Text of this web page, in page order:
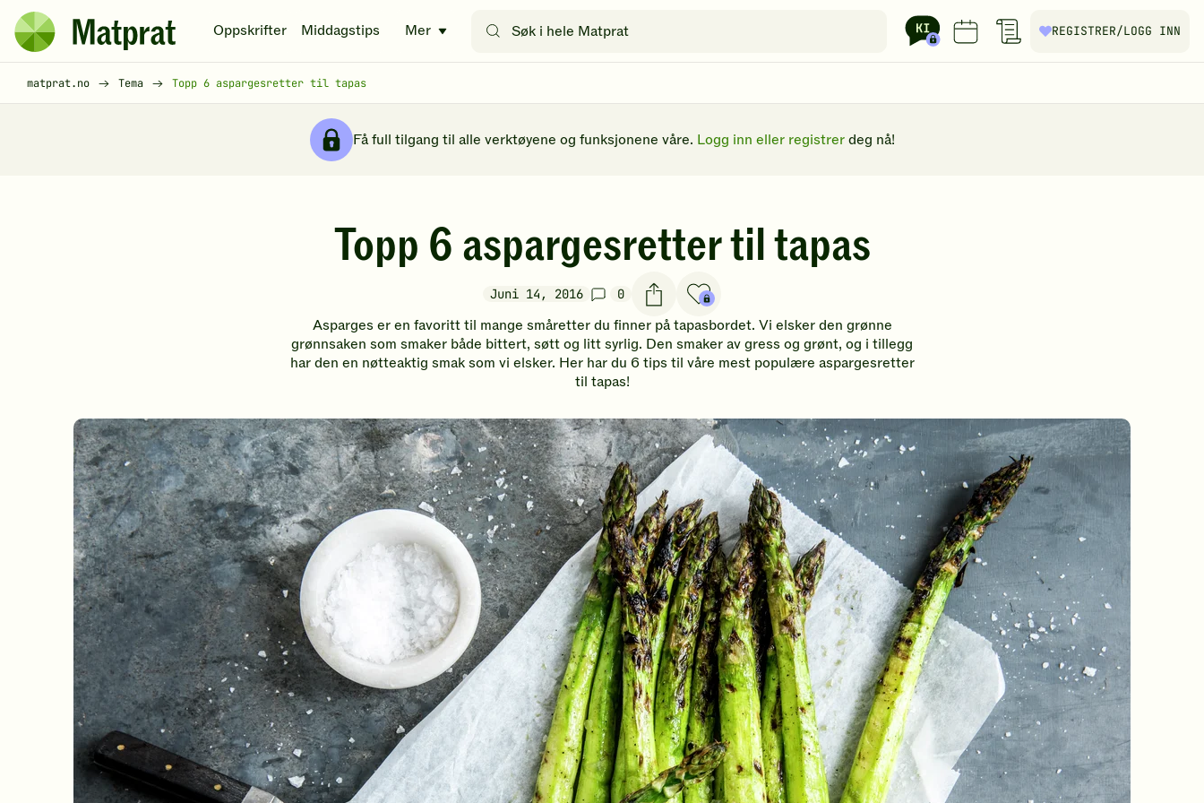
Hopp til hovedinnhold
Matprat
hjemmeside
Oppskrifter Middagstips Mer
etter
REGISTRER/LOGG INN
matprat.no Tema Topp 6 aspargesretter til tapas
Få full tilgang til alle verktøyene og funksjonene våre. Logg inn eller registrer deg nå!
Topp 6 aspargesretter til tapas
Juni 14, 2016 0
Asparges er en favoritt til mange småretter du finner på tapasbordet. Vi elsker den grønne
grønnsaken som smaker både bittert, søtt og litt syrlig. Den smaker av gress og grønt, og i tillegg
har den en nøtteaktig smak som vi elsker. Her har du 6 tips til våre mest populære aspargesretter
til tapas!